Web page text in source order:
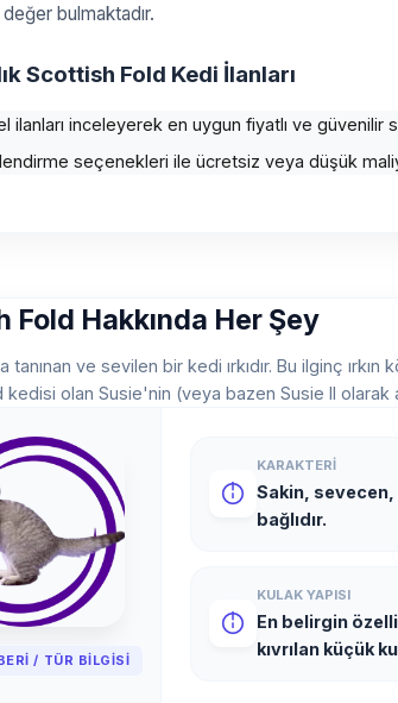
bulmaktadır.
Scottish Fold Kedi İlanları
ilanları inceleyerek en uygun fiyatlı ve güvenilir
seçenekleri ile ücretsiz veya düşük
Fold Hakkında Her Şey
tanınan ve sevilen bir kedi ırkıdır. Bu ilginç
olan Susie'nin (veya bazen Susie II olarak
/ TÜR BILGISI
KARAKTERI
Sakin,
bağlıdır.
KULAK YAPISI
En belirgin
kıvrılan küçük